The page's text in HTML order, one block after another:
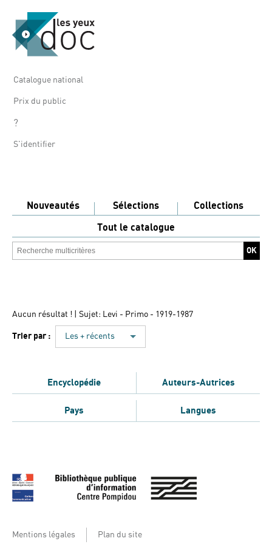
Catalogue national
Prix du public
?
S'identifier
Nouveautés Sélections
Collections
Tout le catalogue
Aucun résultat ! | Sujet: Levi - Primo - 1919-1987
Trier par : Les + récents
Encyclopédie Auteurs-Autrices
Pays Langues
Mentions légales Plan du site